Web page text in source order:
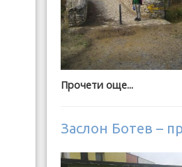
Прочети още...
Заслон Ботев –